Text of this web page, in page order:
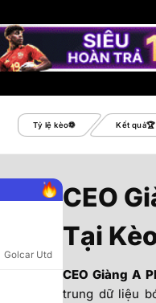
Tỷ lệ kèo Kết quả
Golcar Utd
CEO
Tại
CEO Giàng A
trung dữ liệu